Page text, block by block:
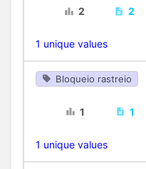
2 2
1 unique values
Bloqueio rastreio
1 1
1 unique values